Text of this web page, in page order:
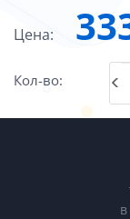
Цена:
Кол-во: